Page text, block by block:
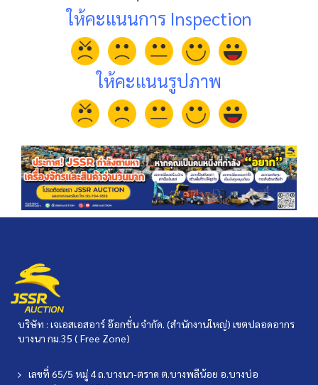
ให้คะแนนการ Inspection
ให้คะแนนรูปภาพ
บริษัท : เจเอสเอสอาร์ อ๊อกชั่น จำกัด. (สำนักงานใหญ่) เขตปลอดอากร
บางนา กม.35 ( Free Zone)
เลขที่ 65/5 หมู่ 4 ถ.บางนา-ตราด ต.บางพลีน้อย อ.บางบ่อ